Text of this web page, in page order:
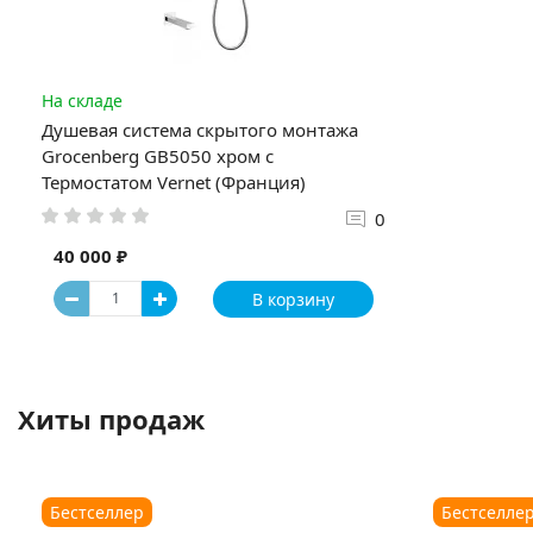
На складе
Душевая система скрытого монтажа
Grocenberg GB5050 хром с
Термостатом Vernet (Франция)
0
40 000 ₽
В корзину
Хиты продаж
Бестселлер Бестселлер